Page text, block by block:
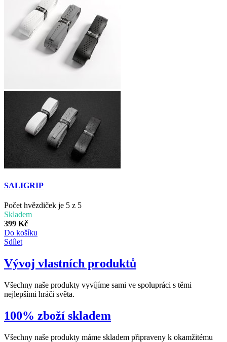
SALIGRIP
Počet hvězdiček je 5 z 5
Skladem
399 Kč
Do košíku
Sdílet
Vývoj vlastních produktů
Všechny naše produkty vyvíjíme sami ve spolupráci s těmi
nejlepšími hráči světa.
100% zboží skladem
Všechny naše produkty máme skladem připraveny k okamžitému